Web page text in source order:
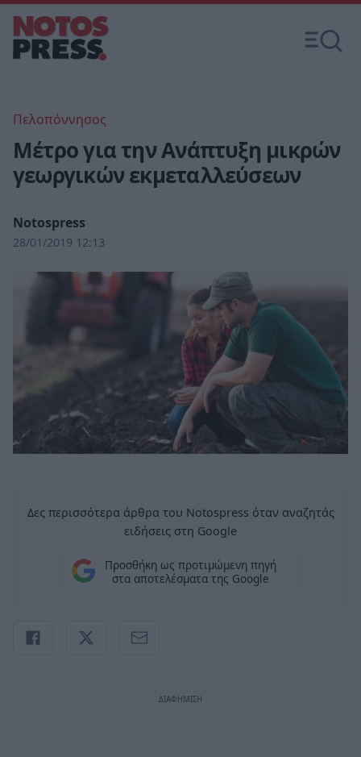
Πελοπόννησος
Mέτρο για την Ανάπτυξη μικρών
γεωργικών εκμεταλλεύσεων
Notospress
28/01/2019 12:13
Δες περισσότερα άρθρα του Notospress όταν αναζητάς
ειδήσεις στη Google
Προσθήκη ως προτιμώμενη πηγή
στα αποτελέσματα της Google